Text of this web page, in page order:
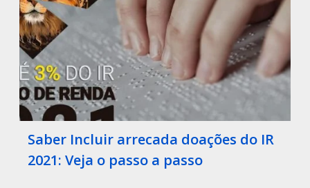
Saber Incluir arrecada doações do IR
2021: Veja o passo a passo